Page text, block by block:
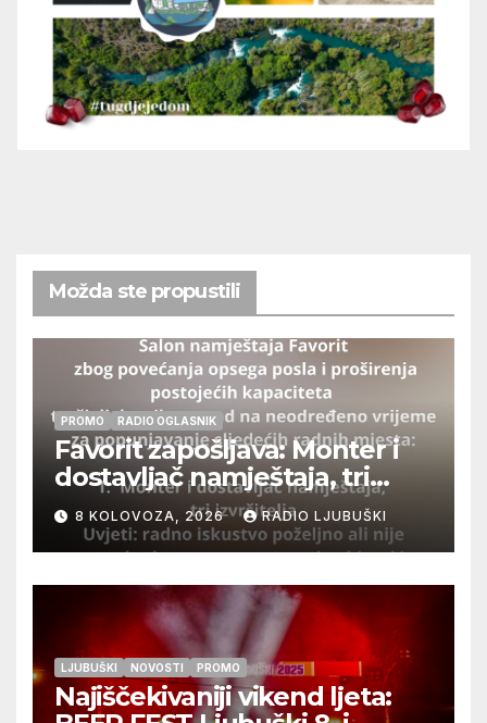
Možda ste propustili
PROMO RADIO OGLASNIK
Favorit zapošljava: Monter i
dostavljač namještaja, tri
izvršitelja
8 KOLOVOZA, 2026 RADIO LJUBUŠKI
LJUBUŠKI NOVOSTI PROMO
Najiščekivaniji vikend ljeta: